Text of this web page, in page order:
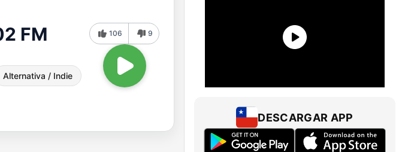
FM
Alternativa / Indie
106 9
DESCARGAR APP